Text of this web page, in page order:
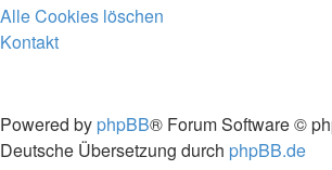
Alle Cookies löschen
Kontakt
Powered by phpBB® Forum Software ©
Deutsche Übersetzung durch phpBB.de